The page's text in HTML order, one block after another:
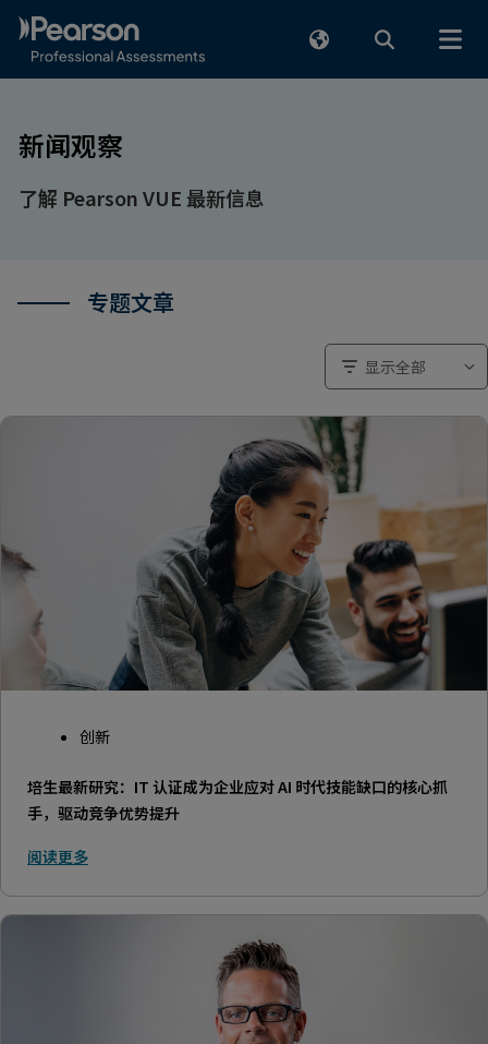
新闻观察
了解 Pearson VUE 最新信息
专题文章
创新
培生最新研究：IT 认证成为企业应对 AI 时代技能缺口的核心抓
手，驱动竞争优势提升
阅读更多